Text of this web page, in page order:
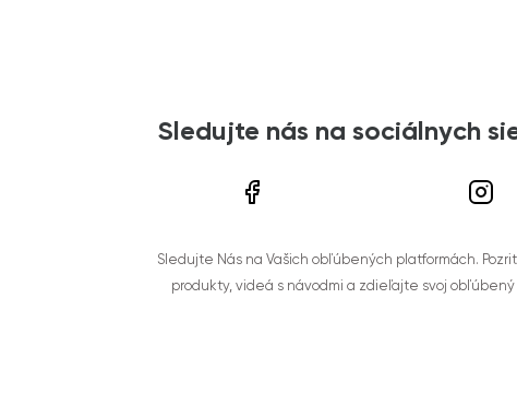
Sledujte nás na sociálnych
Sledujte Nás na Vašich obľúbených platformách.
produkty, videá s návodmi a zdieľajte svoj obľúbený